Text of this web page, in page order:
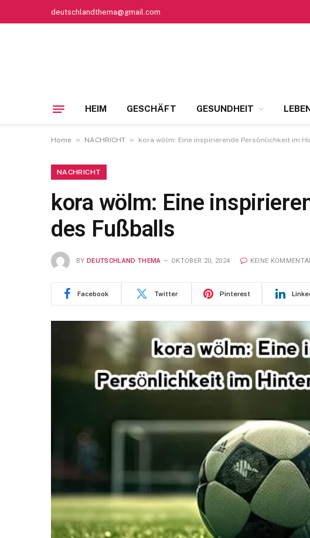
deutschlandthema@gmail.com
HEIM GESCHÄFT GESUNDHEIT
Home » NACHRICHT » kora wölm: Eine inspirierende Persönlichkeit im
NACHRICHT
kora wölm: Eine
des Fußballs
BY DEUTSCHLAND THEMA OKTOBER 20, 2024 KEINE
Facebook Twitter Pinterest